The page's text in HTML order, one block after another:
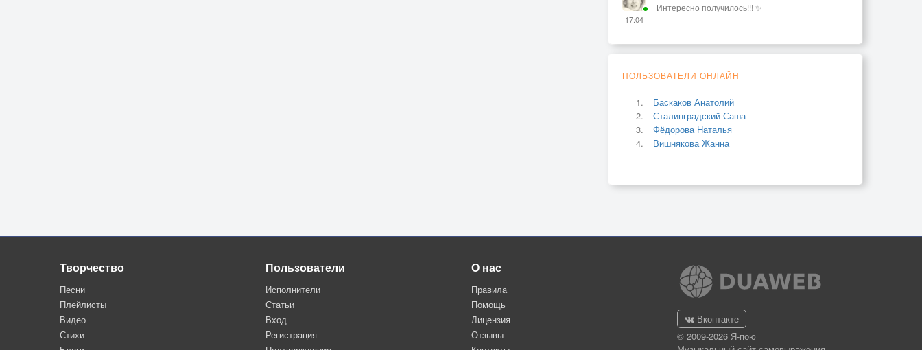
17:04
Интересно получилось!!! ✨
ПОЛЬЗОВАТЕЛИ ОНЛАЙН
Баскаков Анатолий
Сталинградский Саша
Фёдорова Наталья
Вишнякова Жанна
Творчество
Песни
Плейлисты
Видео
Стихи
Пользователи
Исполнители
Статьи
Вход
Регистрация
О нас
Правила
Помощь
Лицензия
Отзывы
Вконтакте
© 2009-2026 Я-пою